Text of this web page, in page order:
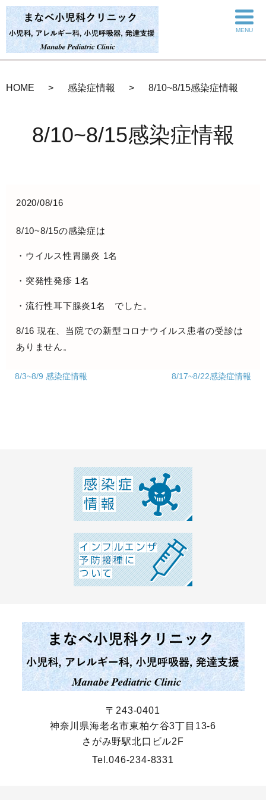
MENU
HOME 感染症情報 8/10~8/15感染症情報
8/10~8/15感染症情報
2020/08/16
8/10~8/15の感染症は
・ウイルス性胃腸炎 1名
・突発性発疹 1名
・流行性耳下腺炎1名 でした。
8/16 現在、当院での新型コロナウイルス患者の受診は
ありません。
8/3~8/9 感染症情報 8/17~8/22感染症情報
〒243-0401
神奈川県海老名市東柏ケ谷3丁目13-6
さがみ野駅北口ビル2F
Tel.046-234-8331